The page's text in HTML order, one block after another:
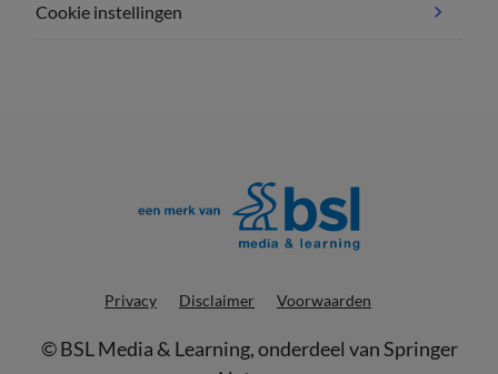
Cookie instellingen
Privacy Disclaimer Voorwaarden
©BSL Media & Learning, onderdeel vanSpringer